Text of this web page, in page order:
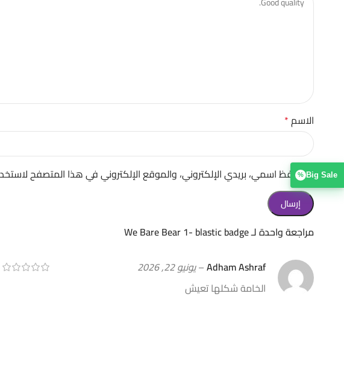
مراجعة واحدة لـWe Bare Bear 1- blastic badge
Adham Ashraf
–يونيو 22, 2026
الخامة شكلها تعيش
الاسم*
احفظ اسمي، بريدي الإلكتروني، والموقع الإلكتروني في هذا المتصفح% Big Sale